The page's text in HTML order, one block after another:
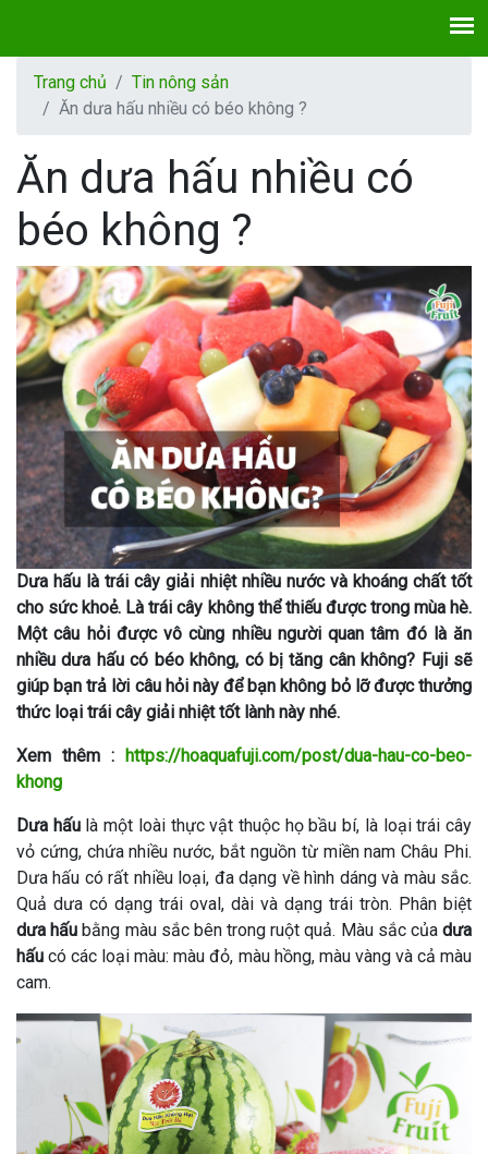
Trang chủ
Tin nông sản
Ăn dưa hấu nhiều có béo không ?
Ăn dưa hấu nhiều có
béo không ?
Dưa hấu là trái cây giải nhiệt nhiều nước và khoáng chất tốt
cho sức khoẻ. Là trái cây không thể thiếu được trong mùa hè.
Một câu hỏi được vô cùng nhiều người quan tâm đó là ăn
nhiều dưa hấu có béo không, có bị tăng cân không? Fuji sẽ
giúp bạn trả lời câu hỏi này để bạn không bỏ lỡ được thưởng
thức loại trái cây giải nhiệt tốt lành này nhé.
Xem thêm :
https://hoaquafuji.com/post/dua-hau-co-beo-
khong
Dưa hấu là một loài thực vật thuộc họ bầu bí, là loại trái cây
vỏ cứng, chứa nhiều nước, bắt nguồn từ miền nam Châu Phi.
Dưa hấu có rất nhiều loại, đa dạng về hình dáng và màu sắc.
Quả dưa có dạng trái oval, dài và dạng trái tròn. Phân biệt
dưa hấu bằng màu sắc bên trong ruột quả. Màu sắc củadưa
hấu có các loại màu: màu đỏ, màu hồng, màu vàng và cả màu
cam.